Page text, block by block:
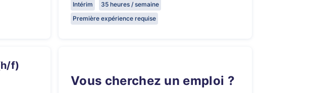
Intérim
35 heures / semaine
Première expérience requise
f)
Vous cherchez un emploi ?